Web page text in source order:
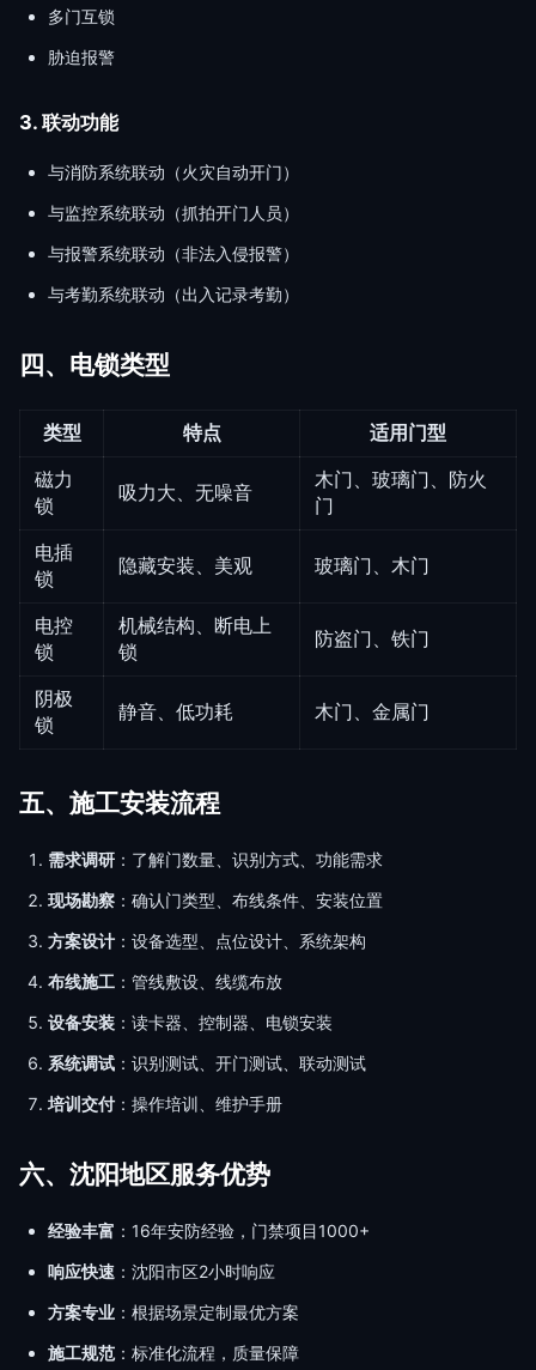
多门互锁
胁迫报警
3. 联动功能
与消防系统联动（火灾自动开门）
与监控系统联动（抓拍开门人员）
与报警系统联动（非法入侵报警）
与考勤系统联动（出入记录考勤）
四、电锁类型
类型 特点
适用门型
磁力
锁
吸力大、无噪音
木门、玻璃门、防火
门
电插
锁
隐藏安装、美观 玻璃门、木门
电控
锁
机械结构、断电上
锁
防盗门、铁门
阴极
锁
静音、低功耗 木门、金属门
五、施工安装流程
需求调研 ：了解门数量、识别方式、功能需求
现场勘察 ：确认门类型、布线条件、安装位置
方案设计 ：设备选型、点位设计、系统架构
布线施工 ：管线敷设、线缆布放
设备安装 ：读卡器、控制器、电锁安装
系统调试 ：识别测试、开门测试、联动测试
培训交付：操作培训、维护手册
六、沈阳地区服务优势
经验丰富 ：16年安防经验，门禁项目1000+
响应快速 ：沈阳市区2小时响应
方案专业 ：根据场景定制最优方案
施工规范 ：标准化流程，质量保障